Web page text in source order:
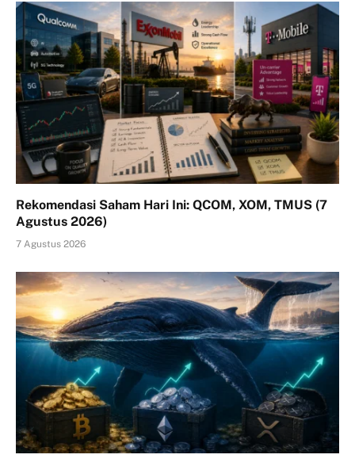
Rekomendasi Saham Hari Ini: QCOM, XOM, TMUS (7
Agustus 2026)
7 Agustus 2026